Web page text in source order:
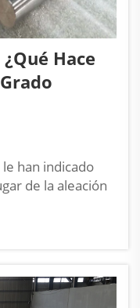
Hace
han indicado
de la aleación
con el mismo
¿Qué convierte
médico? La
limita el